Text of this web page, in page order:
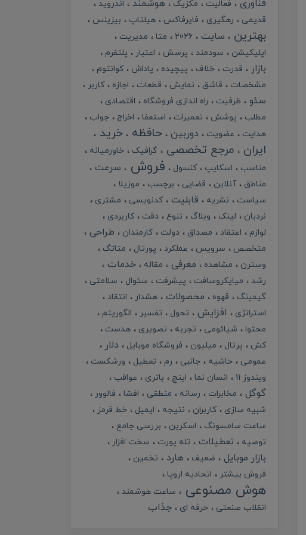
فناوری فعالیت مکزیک هوشمند
اندروید
قدیمی
رهگیری فایرفاکس هیلتاپ بیزینس
بهترین سایت 2026 متا
مدیریت
اپلیکیشن
سودمند پرسش اعتبار پلتفرم
بازار قدرت خلاف پیچیده پاداش
کوانتوم
مشخصات
قاشق نمایش قطعات اجازه کاربر
سئو ظرفیت راه اندازی فروشگاه
اقتصادی
مطلب
پوشش تعمیرات استعفا اخراج
جواب
هدایت
عضویت دوربین حافظه خرید
ایران
مرجع تخصصی گرافیک
خاورمیانه
مناسب
اسکایپ کنسول فروش سرعت
مناطق آنلاین قضایی برچسب
موزیلا
سیاست
نشریه قابلیت کدنویسی
مشتری
نردبان
لینک وبلاگ تنوع دقت
کاربردی
لوازم
اعتقاد مصداق دولت کارمندان طراحی
متخصص سرویس عملکرد پورتال
متاتگ
وسترن
مشاهده معرفی مقاله خدمات
رشد میایکروسافت پیشرفت سئوال
سلامتی
گیمینگ
قهوه محصولات هشدار
انتقاد
استراتژی
افزایش تحول تفسیر
الگوریتم
محتوا
شیائومی تجربه تصویری
هدست
کش
پرتال میلیون فروشگاه موبایل دلار
عمومی حاشیه جانبی رم تعطیل
ورشکست
ویندوز 11
انسان نما اینچ باتری عواقب
گوگل مخابرات رسانه منطقی افشا
فالوور
شبیه سازی
کاربران نتیجه ایمیل
خط قرمز
ساعت سامسونگ
اسکرین
بررسی جامع
توصیه
تعطیلات تله پورت سخت افزار
بازار موبایل ضعیف هارد
تخمین
فروش بیشتر
اتحادیه اروپا
هوش مصنوعی
ساعت هوشمند
انقلاب صنعتی
حرفه ای جذاب